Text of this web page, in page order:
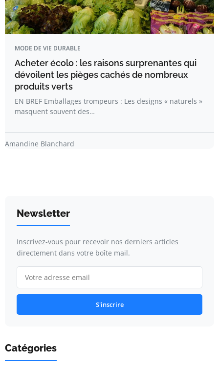
MODE DE VIE DURABLE
Acheter écolo : les raisons surprenantes qui
dévoilent les pièges cachés de nombreux
produits verts
EN BREF Emballages trompeurs : Les designs « naturels »
masquent souvent des…
Amandine Blanchard
Newsletter
Inscrivez-vous pour recevoir nos derniers articles
directement dans votre boîte mail.
S'inscrire
Catégories